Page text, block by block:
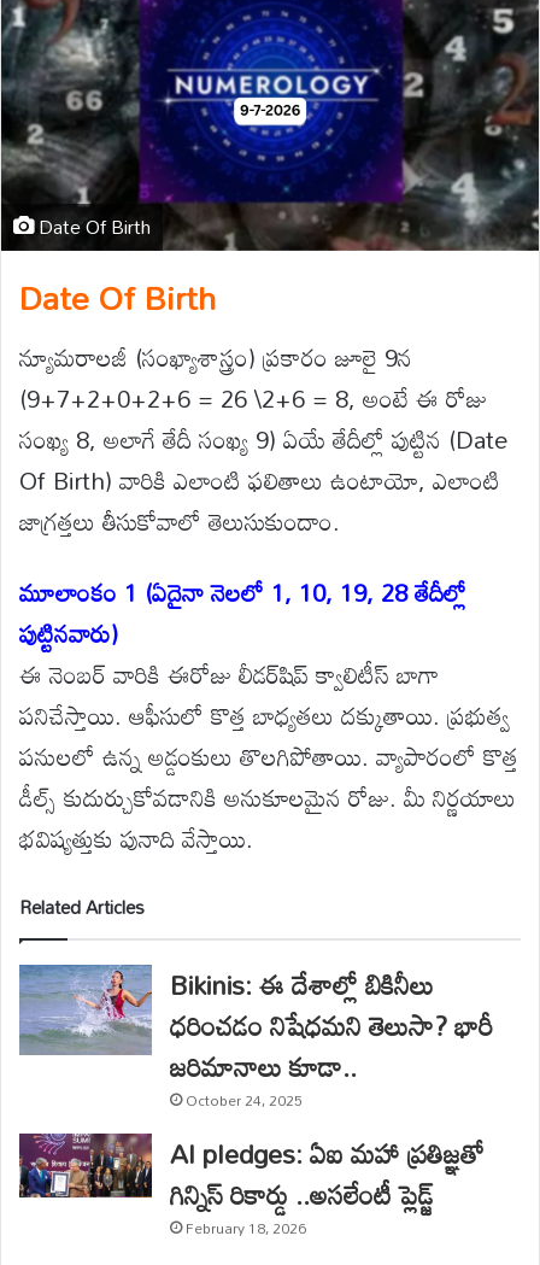
Date Of Birth
Date Of Birth
న్యూమరాలజీ (సంఖ్యాశాస్త్రం) ప్రకారం జూలై 9న
(9+7+2+0+2+6 = 26 \2+6 = 8, అంటే ఈ రోజు
సంఖ్య 8, అలాగే తేదీ సంఖ్య 9) ఏయే తేదీల్లో పుట్టిన (Date
Of Birth) వారికి ఎలాంటి ఫలితాలు ఉంటాయో, ఎలాంటి
జాగ్రత్తలు తీసుకోవాలో తెలుసుకుందాం.
మూలాంకం 1 (ఏదైనా నెలలో 1, 10, 19, 28 తేదీల్లో
పుట్టినవారు)
ఈ నెంబర్ వారికి ఈరోజు లీడర్‌షిప్ క్వాలిటీస్ బాగా
పనిచేస్తాయి. ఆఫీసులో కొత్త బాధ్యతలు దక్కుతాయి. ప్రభుత్వ
పనులలో ఉన్న అడ్డంకులు తొలగిపోతాయి. వ్యాపారంలో కొత్త
డీల్స్ కుదుర్చుకోవడానికి అనుకూలమైన రోజు. మీ నిర్ణయాలు
భవిష్యత్తుకు పునాది వేస్తాయి.
Related Articles
Bikinis: ఈ దేశాల్లో బికినీలు
ధరించడం నిషేధమని తెలుసా? భారీ
జరిమానాలు కూడా..
October 24, 2025
AI pledges: ఏఐ మహా ప్రతిజ్ఞతో
గిన్నిస్ రికార్డు ..అసలేంటీ ప్లెడ్జ్
February 18, 2026